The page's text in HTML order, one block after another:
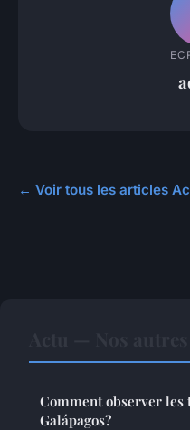
← Voir tous les articles
Comment observer les
Galápagos?